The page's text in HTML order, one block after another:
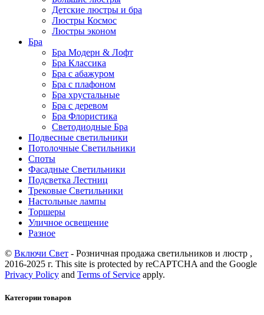
Детские люстры и бра
Люстры Космос
Люстры эконом
Бра
Бра Модерн & Лофт
Бра Классика
Бра с абажуром
Бра с плафоном
Бра хрустальные
Бра с деревом
Бра Флористика
Светодиодные Бра
Подвесные светильники
Потолочные Светильники
Споты
Фасадные Светильники
Подсветка Лестниц
Трековые Светильники
Настольные лампы
Торшеры
Уличное освещение
Разное
© Включи Свет - Розничная продажа светильников и люстр ,
2016-2025 г. This site is protected by reCAPTCHA and the Google
Privacy Policy and Terms of Service apply.
Категории товаров